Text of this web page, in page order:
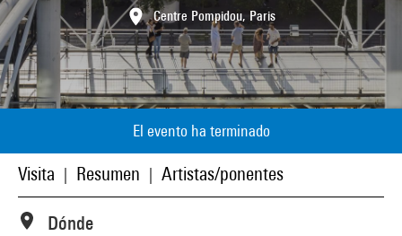
Centre Pompidou, Paris
El evento ha terminado
Visita Resumen Artistas/ponentes
Dónde